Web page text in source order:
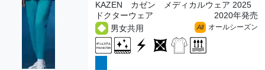
KAZEN カゼン メディカルウェア 2025
ドクターウェア
2020年発売
男女共用
All オールシーズン